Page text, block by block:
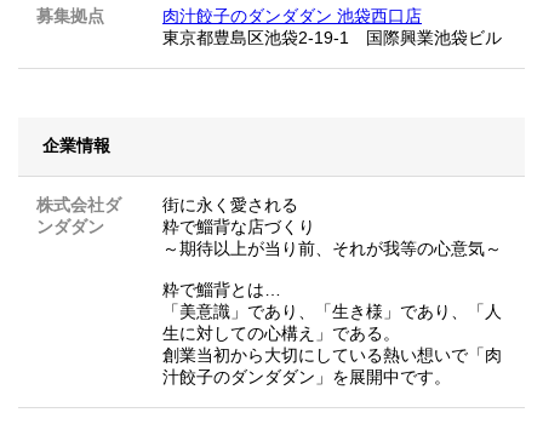
募集拠点
肉汁餃子のダンダダン 池袋西口店
東京都豊島区池袋2-19-1 国際興業池袋ビル
企業情報
株式会社ダ
ンダダン
街に永く愛される
粋で鯔背な店づくり
～期待以上が当り前、それが我等の心意気～
粋で鯔背とは…
「美意識」であり、「生き様」であり、「人
生に対しての心構え」である。
創業当初から大切にしている熱い想いで「肉
汁餃子のダンダダン」を展開中です。